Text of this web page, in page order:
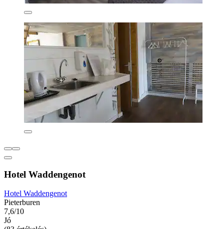
Hotel Waddengenot
Hotel Waddengenot
Pieterburen
7,6/10
Jó